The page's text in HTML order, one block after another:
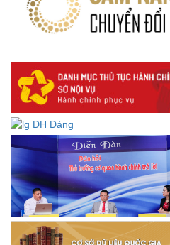
Góp ý dự thảo Thông tư quy
lưu trữ số:
Lấy ý kiến dự thảo Quyết định
định về thành lập, tổ chức và
hợp liên ngành
Thông báo về việc tải biểu
thực hiện Nghị quyết số 18-
NQ/TW
Thư chúc mừng của Bộ
niệm 78 năm Ngày thành lập
thống ngành Tổ chức nhà
Thông báo về việc đăng tải